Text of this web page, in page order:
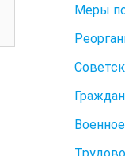
Меры